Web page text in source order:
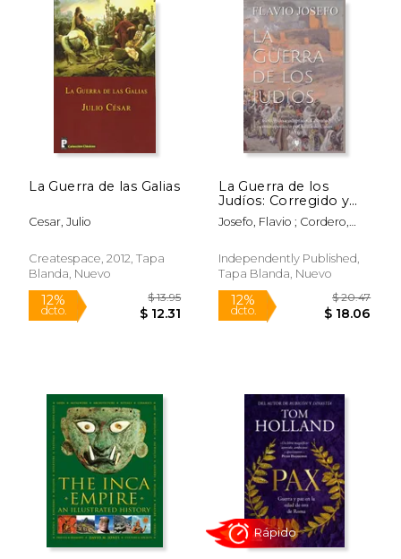
15%
dcto.
15% 12%
La Guerra de las Galias
Cesar, Julio
Createspace, 2012, Tapa
Blanda, Nuevo
La Guerra de los
Judíos: Corregido y
adaptado al español
contemporáneo
Josefo, Flavio ; Cordero,
Eduardo
Independently Published,
Tapa Blanda, Nuevo